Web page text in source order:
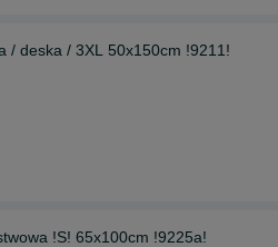
/ deska / 3XL 50x150cm !9211!
!S! 65x100cm !9225a!